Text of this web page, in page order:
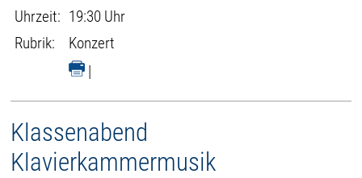
Uhrzeit: 19:30 Uhr
Rubrik:
Konzert
|
Klassenabend
Klavierkammermusik